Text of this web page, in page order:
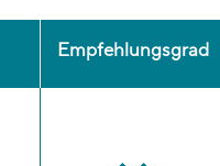
Empfehlungsgrad